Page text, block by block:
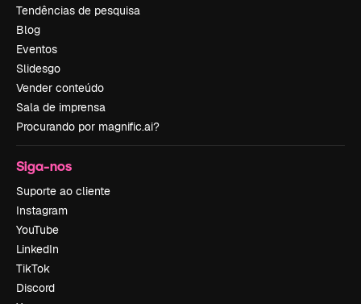
Tendências de pesquisa
Blog
Eventos
Slidesgo
Vender conteúdo
Sala de imprensa
Procurando por magnific.ai?
Siga-nos
Suporte ao cliente
Instagram
YouTube
LinkedIn
TikTok
Discord